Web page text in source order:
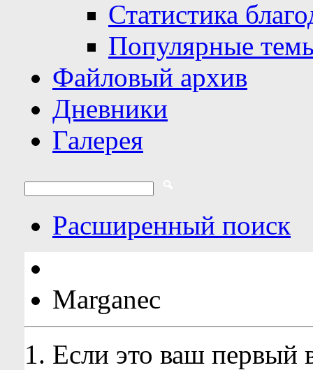
Статистика
Популярные
Файловый архив
Дневники
Галерея
Расширенный поиск
Marganec
Если это ваш первый